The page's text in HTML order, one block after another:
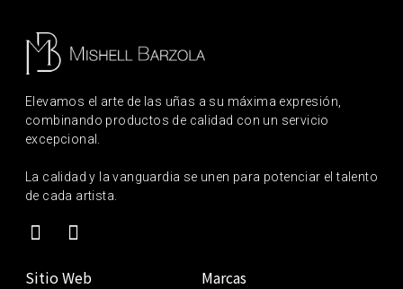
Elevamos el arte de las uñas a su máxima expresión,
combinando productos de calidad con un servicio
excepcional.
La calidad y la vanguardia se unen para potenciar el talento
de cada artista.
Sitio Web Marcas